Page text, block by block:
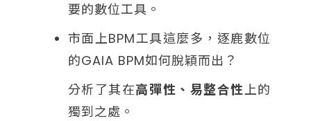
要的數位工具。
市面上BPM工具這麼多，逐鹿數位
的GAIA BPM如何脫穎而出？
分析了其在高彈性、易整合性上的
獨到之處。